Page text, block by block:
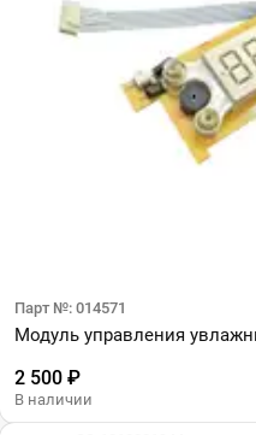
Парт №: 014571
Модуль управления
2 500 ₽
В наличии